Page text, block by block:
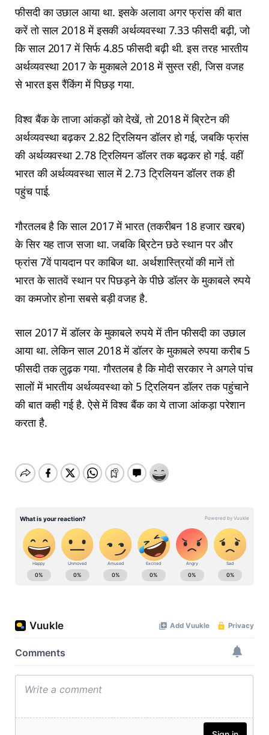
फीसदी का उछाल आया था. इसके अलावा अगर फ्रांस की बात
करें तो साल 2018 में इसकी अर्थव्यवस्था 7.33 फीसदी बढ़ी, जो
कि साल 2017 में सिर्फ 4.85 फीसदी बढ़ी थी. इस तरह भारतीय
अर्थव्यवस्था 2017 के मुकाबले 2018 में सुस्त रही, जिस वजह
से भारत इस रैंकिंग में पिछड़ गया.
विश्व बैंक के ताजा आंकड़ों को देखें, तो 2018 में ब्रिटेन की
अर्थव्यवस्था बढ़कर 2.82 ट्रिलियन डॉलर हो गई, जबकि फ्रांस
की अर्थव्यवस्था 2.78 ट्रिलियन डॉलर तक बढ़कर हो गई. वहीं
भारत की अर्थव्यवस्था साल में 2.73 ट्रिलियन डॉलर तक ही
पहुंच पाई.
गौरतलब है कि साल 2017 में भारत (तकरीबन 18 हजार खरब)
के सिर यह ताज सजा था. जबकि ब्रिटेन छठे स्थान पर और
फ्रांस 7वें पायदान पर काबिज था. अर्थशास्त्रियों की मानें तो
भारत के सातवें स्थान पर पिछड़ने के पीछे डॉलर के मुकाबले रुपये
का कमजोर होना सबसे बड़ी वजह है.
साल 2017 में डॉलर के मुकाबले रुपये में तीन फीसदी का उछाल
आया था. लेकिन साल 2018 में डॉलर के मुकाबले रुपया करीब 5
फीसदी तक लुढ़क गया. गौरतलब है कि मोदी सरकार ने अगले पांच
सालों में भारतीय अर्थव्यवस्था को 5 ट्रिलियन डॉलर तक पहुंचाने
की बात कही गई है. ऐसे में विश्व बैंक का ये ताजा आंकड़ा परेशान
करता है.